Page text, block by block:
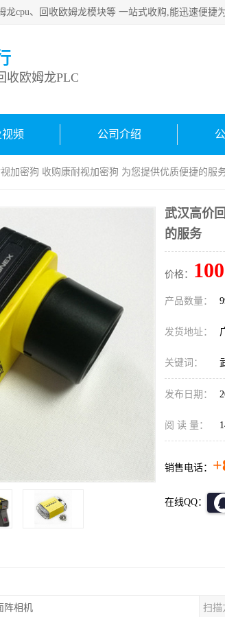
收欧姆龙PLC
频 公司介绍
加密狗 收购康耐视加密狗 为您提供优质便捷的服
武汉高价
的服务
价格：
产品数量：
发货地址：
关键词：
发布日期：
阅 读 量：
销售电话：
在线QQ：
阵相机 扫描